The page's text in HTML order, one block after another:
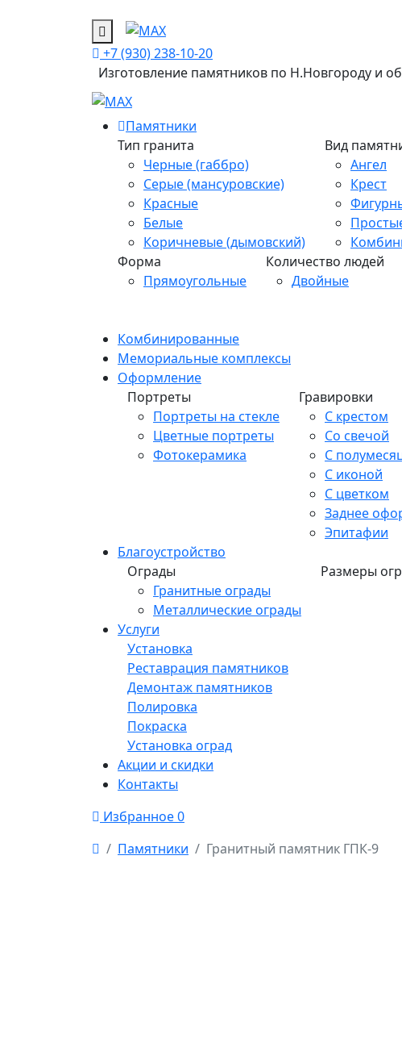
+7 (930) 238-10-20
Изготовление памятников по Н.Новгороду и
Памятники
Тип гранита
Черные (габбро)
Серые (мансуровские)
Красные
Белые
Коричневые (дымовский)
Вид
Ангел
Крест
Форма
Прямоугольные
Количество людей
Двойные
Комбинированные
Мемориальные комплексы
Оформление
Портреты
Портреты на стекле
Цветные портреты
Фотокерамика
Гравировки
С крестом
Со свечой
С
С иконой
С цветком
Заднее
Эпитафии
Благоустройство
Ограды
Гранитные ограды
Металлические ограды
Размеры
Услуги
Установка
Реставрация памятников
Демонтаж памятников
Полировка
Покраска
Установка оград
Акции и скидки
Контакты
Избранное0
Памятники
Гранитный памятник ГПК-9